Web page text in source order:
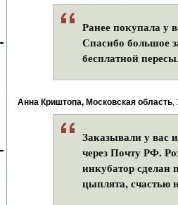
Ранее покупала у
Спасибо большое
бесплатной
Анна Криштопа, Московская область,
Заказывали у вас
через Почту РФ.
инкубатор
цыплята, счастью